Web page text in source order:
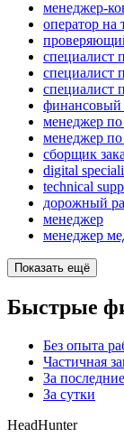
менеджер-
опeрaтoр нa
специалист
специалист
специалист
финансовый
менеджер
менеджер по
сборщик
digital
technical
дорожный
менеджер
менеджер
Показать ещё
Быстрые
Без опыта
Частичная
За
За сутки
HeadHunter